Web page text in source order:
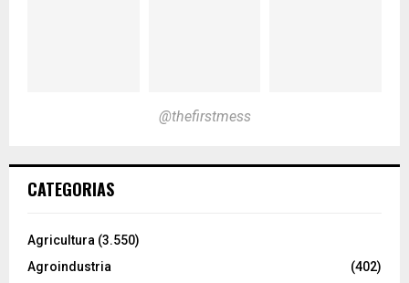
@thefirstmess
CATEGORIAS
Agricultura (3.550)
Agroindustria
(402)